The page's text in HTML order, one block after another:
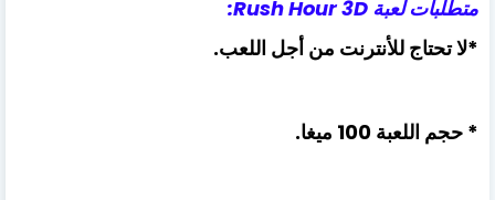
متطلبات لعبة Rush Hour 3D:
*لا تحتاج للأنترنت من أجل اللعب.
* حجم اللعبة 100 ميغا.